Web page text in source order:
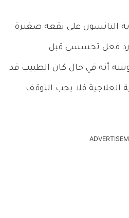
اليانسون على بقعة صغيرة
رد فعل تحسسي قبل
أنه في حال كان الطبيب قد
فلا يجب التوقف